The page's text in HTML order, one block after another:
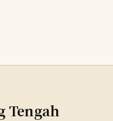
Tengah